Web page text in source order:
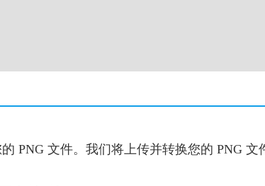
PNG 文件。我们将上传并转换您的 PNG